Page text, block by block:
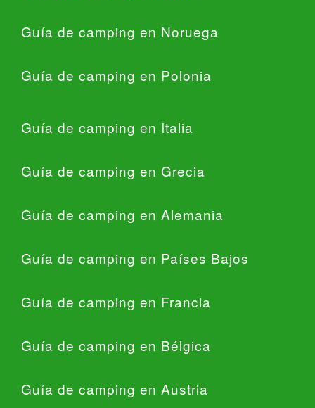
Guía de camping en Noruega
Guía de camping en Polonia
Guía de camping en Italia
Guía de camping en Grecia
Guía de camping en Alemania
Guía de camping en Países Bajos
Guía de camping en Francia
Guía de camping en Bélgica
Guía de camping en Austria